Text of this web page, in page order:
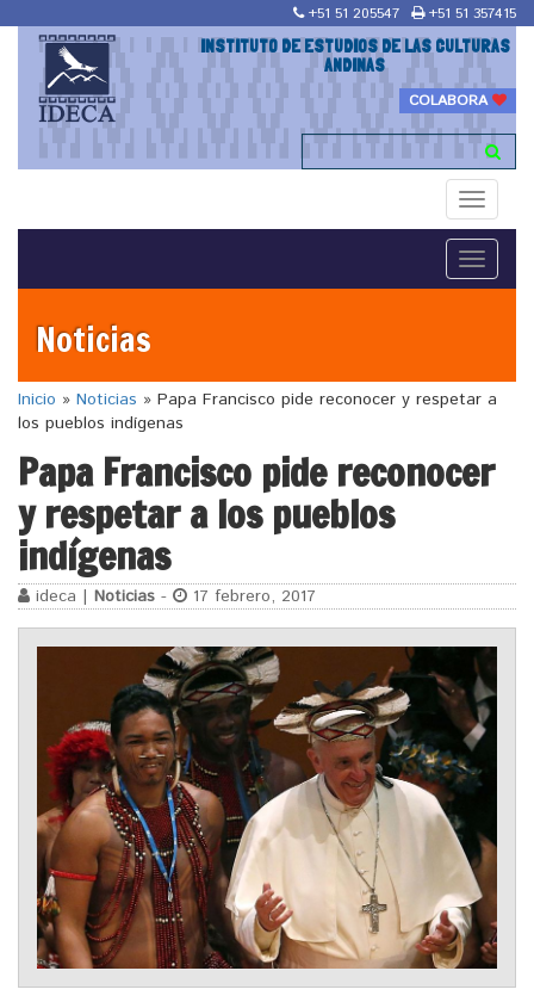
+51 51 205547 +51 51 357415
INSTITUTO DE ESTUDIOS DE LAS CULTURAS
ANDINAS
COLABORA
Toggle
Toggle
Noticias
Inicio » Noticias » Papa Francisco pide reconocer y respetar a
los pueblos indígenas
Papa Francisco pide reconocer
y respetar a los pueblos
indígenas
ideca | Noticias - 17 febrero, 2017